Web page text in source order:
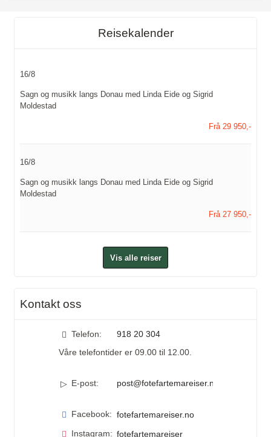
Reisekalender
16/8
Sagn og musikk langs Donau med Linda Eide og Sigrid
Moldestad
Frå 29 950,-
16/8
Sagn og musikk langs Donau med Linda Eide og Sigrid
Moldestad
Frå 27 950,-
Vis alle reiser
Kontakt oss
Telefon:
918 20 304
Våre telefontider er 09.00 til 12.00.
E-post: post@fotefartemareiser.no
Facebook: fotefartemareiser.no
Instagram: fotefartemareiser